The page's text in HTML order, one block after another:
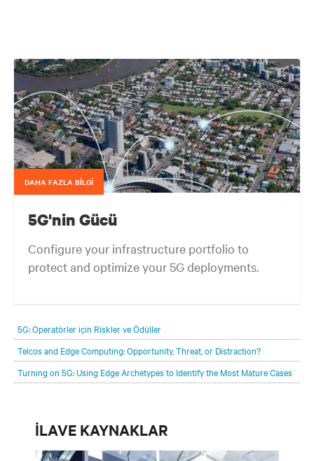
DAHA FAZLA BİLGİ
5G'nin Gücü
Configure your infrastructure portfolio to
protect and optimize your 5G deployments.
5G: Operatörler için Riskler ve Ödüller
Telcos and Edge Computing: Opportunity, Threat, or Distraction?
Turning on 5G: Using Edge Archetypes to Identify the Most Mature Cases
İLAVE KAYNAKLAR